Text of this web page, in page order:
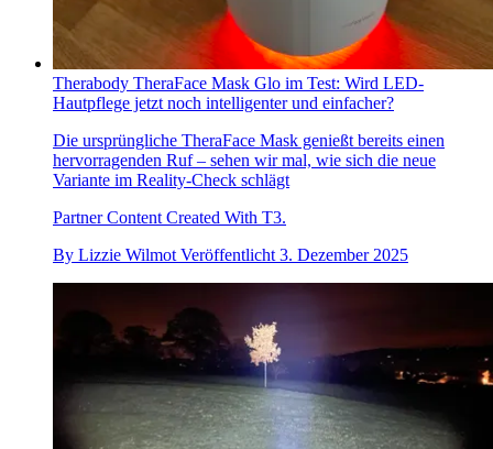
Therabody TheraFace Mask Glo im Test: Wird LED-
Hautpflege jetzt noch intelligenter und einfacher?
Die ursprüngliche TheraFace Mask genießt bereits einen
hervorragenden Ruf – sehen wir mal, wie sich die neue
Variante im Reality-Check schlägt
Partner Content Created With T3.
By Lizzie Wilmot Veröffentlicht 3. Dezember 2025